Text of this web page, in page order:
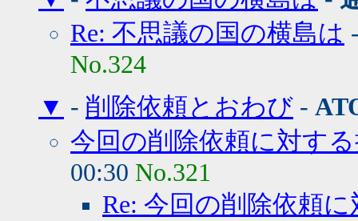
Re: 不思議の国の横島は
No.324
▼ - 削除依頼とおわび -
今回の削除依頼に対す
00:30 No.321
Re: 今回の削除依頼